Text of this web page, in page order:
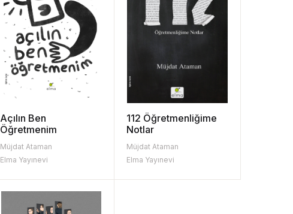
Açılın Ben
Öğretmenim
Müjdat Ataman
Elma Yayınevi
112 Öğretmenliğime
Notlar
Müjdat Ataman
Elma Yayınevi